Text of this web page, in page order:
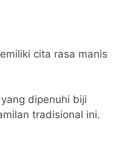
cita rasa manis
dipenuhi biji
tradisional ini.